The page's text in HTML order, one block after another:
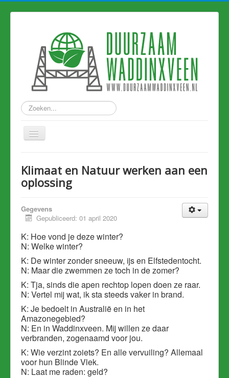
Zoeken...
Nieuws
Duurzame links
Klimaat en Natuur werken aan een
oplossing
Gegevens
Gepubliceerd: 01 april 2020
K: Hoe vond je deze winter?
N: Welke winter?
K: De winter zonder sneeuw, ijs en Elfstedentocht.
N: Maar die zwemmen ze toch in de zomer?
K: Tja, sinds die apen rechtop lopen doen ze raar.
N: Vertel mij wat, ik sta steeds vaker in brand.
K: Je bedoelt in Australië en in het
Amazonegebied?
N: En in Waddinxveen. Mij willen ze daar
verbranden, zogenaamd voor jou.
K: Wie verzint zoiets? En alle vervuiling? Allemaal
voor hun Blinde Vlek.
N: Laat me raden: geld?